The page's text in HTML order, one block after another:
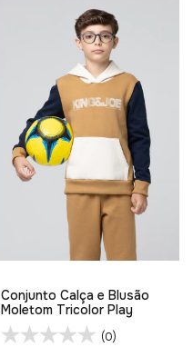
Conjunto Calça e Blusão
Moletom Tricolor Play
(0)